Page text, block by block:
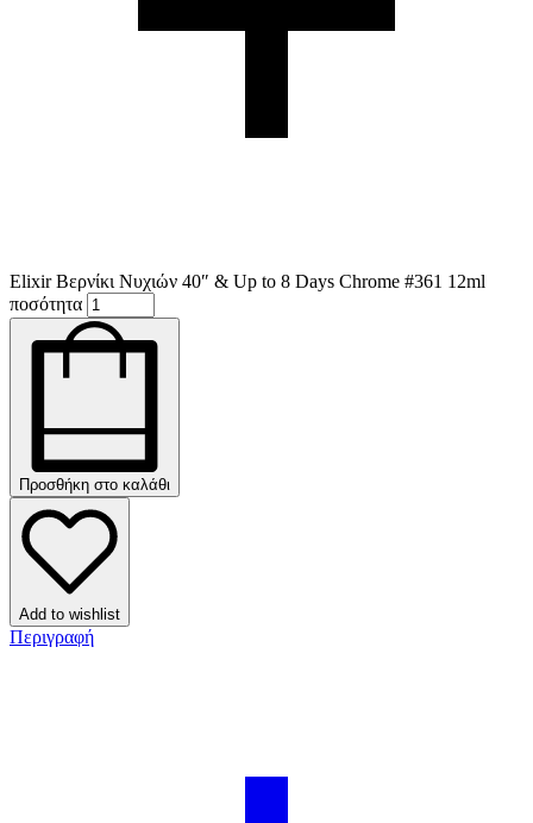
Elixir Βερνίκι Νυχιών 40″ & Up to 8 Days Chrome #361 12ml
ποσότητα
Προσθήκη στο καλάθι
Add to wishlist
Περιγραφή